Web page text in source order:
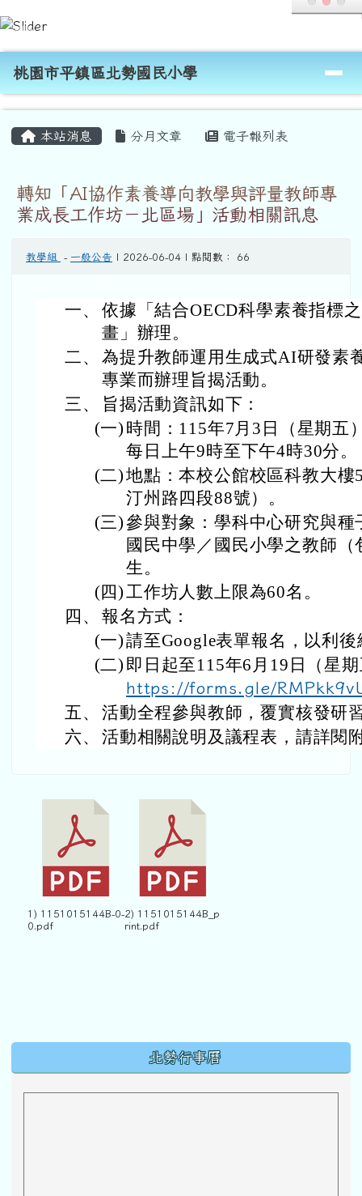
跳至主內容區
桃園市平鎮區北勢國民小學
導覽列
桃園市平鎮區北勢國民小學
本站消息 分月文章 電子報列表
轉知「AI協作素養導向教學與評量教師專
業成長工作坊－北區場」活動相關訊息
教學組 - 一般公告 | 2026-06-04 | 點閱數： 66
一、 依據「結合OECD科學素養指標
畫」辦理。
二、 為提升教師運用生成式AI研發素
專業而辦理旨揭活動。
三、
旨揭活動資訊如下：
(一) 時間：115年7月3日（星期五
每日上午9時至下午4時30分。
(二)地點：本校公館校區科教大
汀州路四段88號）。
(三)參與對象：學科中心研究與
國民中學／國民小學之教師
生。
(四)工作坊人數上限為60名。
四、 報名方式：
(一)請至Google表單報名，以利
(二) 即日起至115年6月19日（星
https://forms.gle/
五、 活動全程參與教師，覆實核發研
六、 活動相關說明及議程表，請詳閱
1) 1151015144B-0-
0.pdf
2) 1151015144B_p
rint.pdf
北勢行事曆